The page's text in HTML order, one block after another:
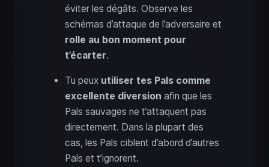
éviter les dégâts. Observe les
schémas d’attaque de l’adversaire et
rolle au bon moment pour
t’écarter.
Tu peux utiliser tes Pals comme
excellente diversion afin que les
Pals sauvages ne t’attaquent pas
directement. Dans la plupart des
cas, les Pals ciblent d’abord d’autres
Pals et t’ignorent.